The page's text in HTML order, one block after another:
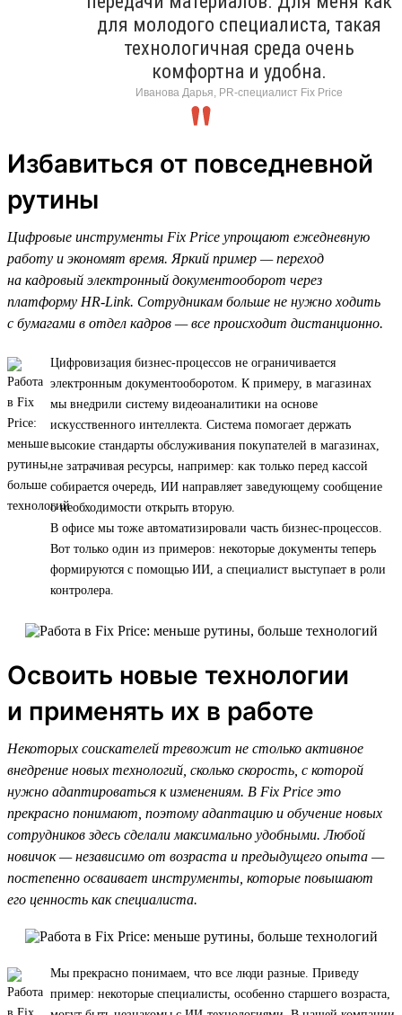
для молодого специалиста, такая
технологичная среда очень
комфортна и удобна.
Иванова Дарья, PR-специалист Fix Price
Избавиться от повседневной
рутины
Цифровые инструменты Fix Price упрощают ежедневную
работу и экономят время. Яркий пример — переход
на кадровый электронный документооборот через
платформу HR-Link. Сотрудникам больше не нужно ходить
с бумагами в отдел кадров — все происходит дистанционно.
Цифровизация бизнес-процессов не ограничивается
электронным документооборотом. К примеру, в магазинах
мы внедрили систему видеоаналитики на основе
искусственного интеллекта. Система помогает держать
высокие стандарты обслуживания покупателей в магазинах,
не затрачивая ресурсы, например: как только перед кассой
собирается очередь, ИИ направляет заведующему сообщение
о необходимости открыть вторую.
В офисе мы тоже автоматизировали часть бизнес-процессов.
Вот только один из примеров: некоторые документы теперь
формируются с помощью ИИ, а специалист выступает в роли
контролера.
Освоить новые технологии
и применять их в работе
Некоторых соискателей тревожит не столько активное
внедрение новых технологий, сколько скорость, с которой
нужно адаптироваться к изменениям. В Fix Price это
прекрасно понимают, поэтому адаптацию и обучение новых
сотрудников здесь сделали максимально удобными. Любой
новичок — независимо от возраста и предыдущего опыта —
постепенно осваивает инструменты, которые повышают
его ценность как специалиста.
Мы прекрасно понимаем, что все люди разные. Приведу
пример: некоторые специалисты, особенно старшего возраста,